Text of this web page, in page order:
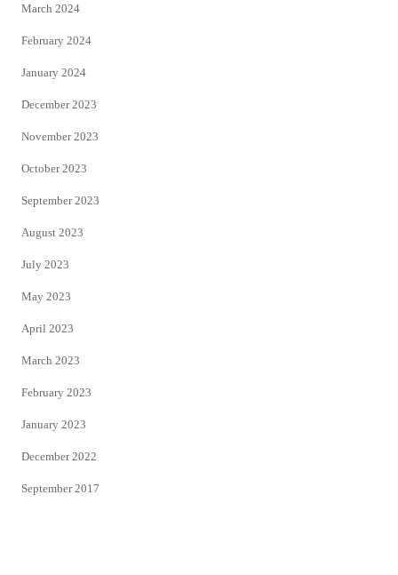
March 2024
February 2024
January 2024
December 2023
November 2023
October 2023
September 2023
August 2023
July 2023
May 2023
April 2023
March 2023
February 2023
January 2023
December 2022
September 2017